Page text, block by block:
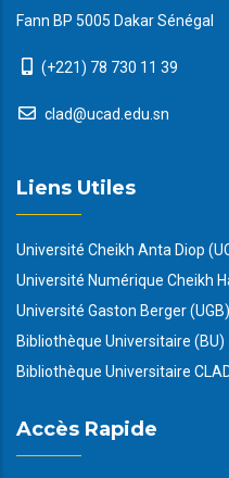
Fann BP 5005 Dakar Sénégal
(+221) 78 730 11 39
clad@ucad.edu.sn
Liens Utiles
Université Cheikh Anta Diop
Université Numérique Cheikh
Université Gaston Berger (UGB)
Bibliothèque Universitaire (BU)
Bibliothèque Universitaire
Accès Rapide